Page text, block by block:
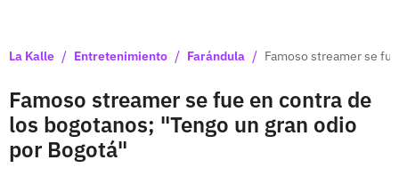
La Kalle / Entretenimiento / Farándula / Famoso streamer se
Famoso streamer se fue en contra de
los bogotanos; "Tengo un gran odio
por Bogotá"